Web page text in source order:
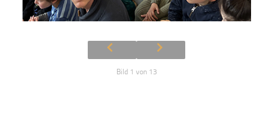
Bild 1 von 13